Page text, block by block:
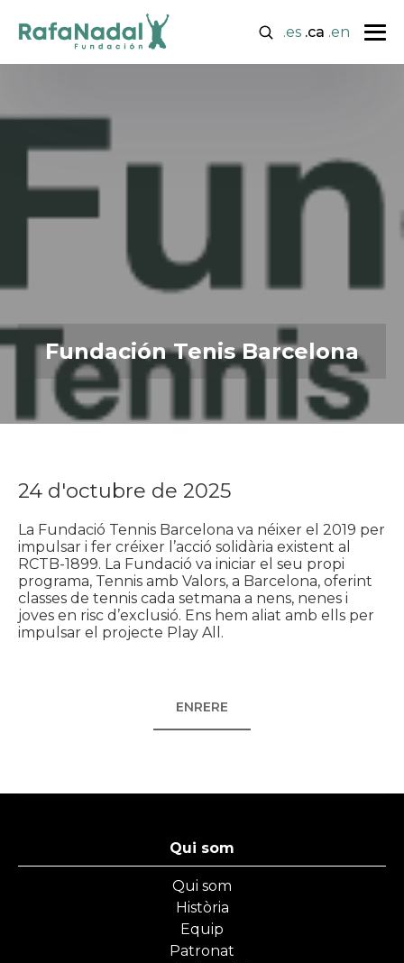
.es .ca .en
Fundación Tenis Barcelona
24 d'octubre de 2025
La Fundació Tennis Barcelona va néixer el 2019 per
impulsar i fer créixer l’acció solidària existent al
RCTB-1899. La Fundació va iniciar el seu propi
programa, Tennis amb Valors, a Barcelona, ​​oferint
classes de tennis cada setmana a nens, nenes i
joves en risc d’exclusió. Ens hem aliat amb ells per
impulsar el projecte Play All.
ENRERE
Qui som
Qui som
Història
Equip
Patronat